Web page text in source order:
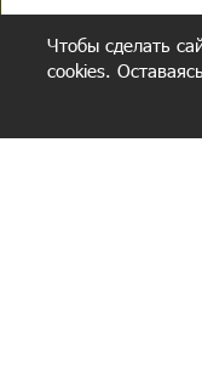
Чтобы сделать
cookies.